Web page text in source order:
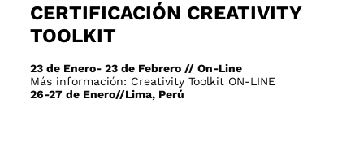
CERTIFICACIÓN CREATIVITY
TOOLKIT
23 de Enero- 23 de Febrero // On-Line
Más información: Creativity Toolkit ON-LINE
26-27 de Enero//Lima, Perú